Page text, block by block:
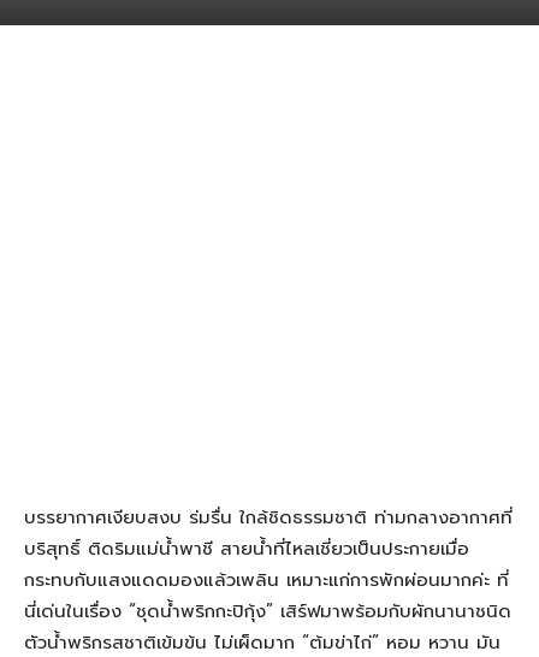
บรรยากาศเงียบสงบ ร่มรื่น ใกล้ชิดธรรมชาติ ท่ามกลางอากาศที่
บริสุทธิ์ ติดริมแม่น้ำพาชี สายน้ำที่ไหลเชี่ยวเป็นประกายเมื่อ
กระทบกับแสงแดดมองแล้วเพลิน เหมาะแก่การพักผ่อนมากค่ะ ที่
นี่เด่นในเรื่อง “ชุดน้ำพริกกะปิกุ้ง” เสิร์ฟมาพร้อมกับผักนานาชนิด
ตัวน้ำพริกรสชาติเข้มข้น ไม่เผ็ดมาก “ต้มข่าไก่” หอม หวาน มัน